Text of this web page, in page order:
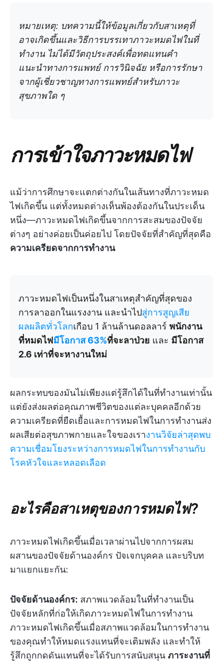
หมายเหตุ: บทความนี้ให้ข้อมูลเกี่ยวกับสาเหตุที่
อาจเกิดขึ้นและวิธีการบรรเทาภาวะหมดไฟในที่
ทำงาน ไม่ได้มีวัตถุประสงค์เพื่อทดแทนคำ
แนะนำทางการแพทย์ การวินิจฉัย หรือการรักษา
จากผู้เชี่ยวชาญทางการแพทย์สำหรับภาวะ
สุขภาพใด ๆ
การเข้าใจภาวะหมดไฟ
แม้ว่าการศึกษาจะแตกต่างกันในเส้นทางที่ภาวะหมด
ไฟเกิดขึ้น แต่ทั้งหมดต่างเห็นพ้องต้องกันในประเด็น
หนึ่ง—ภาวะหมดไฟเกิดขึ้นจากการสะสมของปัจจัย
ต่างๆ อย่างค่อยเป็นค่อยไป โดยปัจจัยที่สำคัญที่สุดคือ
ความเครียดจากการทำงาน
ภาวะหมดไฟเป็นหนึ่งในสาเหตุสำคัญที่สุดของ
การลาออกในแรงงาน และนำไปสู่การสูญเสีย
ผลผลิตทั่วโลกเกือบ 1 ล้านล้านดอลลาร์ พนักงาน
ที่หมดไฟมีโอกาส 63%ที่จะลาป่วย และ มีโอกาส
2.6 เท่าที่จะหางานใหม่
ผลกระทบของมันไม่เพียงแต่รู้สึกได้ในที่ทำงานเท่านั้น
แต่ยังส่งผลต่อคุณภาพชีวิตของแต่ละบุคคลอีกด้วย
ความเครียดที่ยืดเยื้อและการหมดไฟในการทำงานส่ง
ผลเสียต่อสุขภาพกายและใจของเรางานวิจัยล่าสุดพบ
ความเชื่อมโยงระหว่างการหมดไฟในการทำงานกับ
โรคหัวใจและหลอดเลือด
อะไรคือสาเหตุของการหมดไฟ?
ภาวะหมดไฟเกิดขึ้นเมื่อเวลาผ่านไปจากการผสม
ผสานของปัจจัยด้านองค์กร ปัจเจกบุคคล และบริบท
มาแยกแยะกัน:
ปัจจัยด้านองค์กร: สภาพแวดล้อมในที่ทำงานเป็น
ปัจจัยหลักที่ก่อให้เกิดภาวะหมดไฟในการทำงาน
ภาวะหมดไฟเกิดขึ้นเมื่อสภาพแวดล้อมในการทำงาน
ของคุณทำให้หมดแรงแทนที่จะเติมพลัง และทำให้
รู้สึกถูกกดดันแทนที่จะได้รับการสนับสนุน ภาระงานที่